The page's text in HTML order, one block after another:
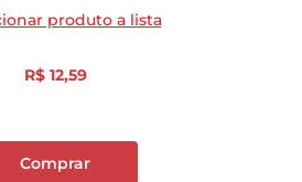
produto a lista
R$ 12,59
Comprar